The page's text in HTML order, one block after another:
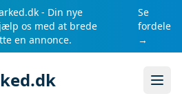
- Din nye
os med at brede
en annonce.
Se
fordele
→
Åbn